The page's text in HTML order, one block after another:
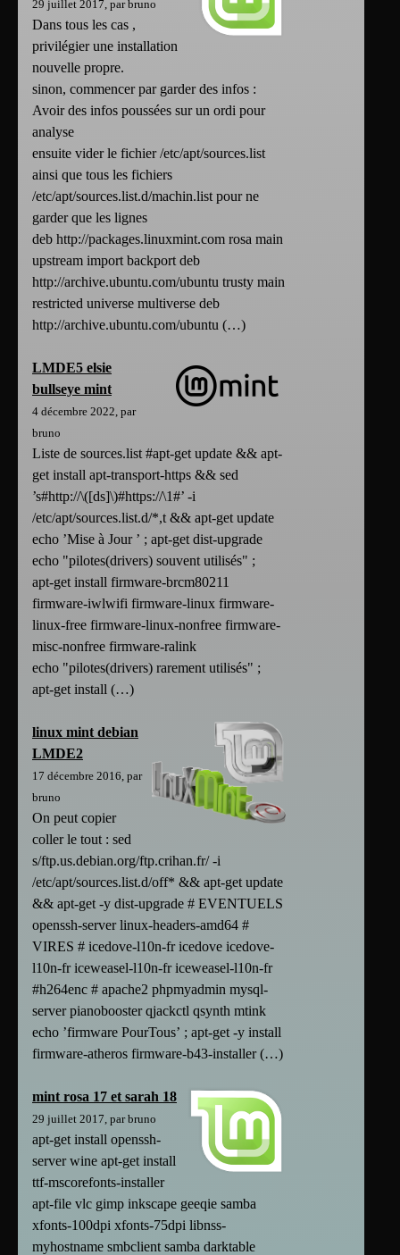
29 juillet 2017, par bruno
Dans tous les cas ,
privilégier une installation
nouvelle propre.
sinon, commencer par garder des infos :
Avoir des infos poussées sur un ordi pour
analyse
ensuite vider le fichier /etc/apt/sources.list
ainsi que tous les fichiers
/etc/apt/sources.list.d/machin.list pour ne
garder que les lignes
deb http://packages.linuxmint.com rosa main
upstream import backport deb
http://archive.ubuntu.com/ubuntu trusty main
restricted universe multiverse deb
http://archive.ubuntu.com/ubuntu (…)
LMDE5 elsie
bullseye mint
4 décembre 2022, par
bruno
Liste de sources.list #apt-get update && apt-
get install apt-transport-https && sed
’s#http://\([ds]\)#https://\1#’ -i
/etc/apt/sources.list.d/*,t && apt-get update
echo ’Mise à Jour ’ ; apt-get dist-upgrade
echo "pilotes(drivers) souvent utilisés" ;
apt-get install firmware-brcm80211
firmware-iwlwifi firmware-linux firmware-
linux-free firmware-linux-nonfree firmware-
misc-nonfree firmware-ralink
echo "pilotes(drivers) rarement utilisés" ;
apt-get install (…)
linux mint debian
LMDE2
17 décembre 2016, par
bruno
On peut copier
coller le tout : sed
s/ftp.us.debian.org/ftp.crihan.fr/ -i
/etc/apt/sources.list.d/off* && apt-get update
&& apt-get -y dist-upgrade # EVENTUELS
openssh-server linux-headers-amd64 #
VIRES # icedove-l10n-fr icedove icedove-
l10n-fr iceweasel-l10n-fr iceweasel-l10n-fr
#h264enc # apache2 phpmyadmin mysql-
server pianobooster qjackctl qsynth mtink
echo ’firmware PourTous’ ; apt-get -y install
firmware-atheros firmware-b43-installer (…)
mint rosa 17 et sarah 18
29 juillet 2017, par bruno
apt-get install openssh-
server wine apt-get install
ttf-mscorefonts-installer
apt-file vlc gimp inkscape geeqie samba
xfonts-100dpi xfonts-75dpi libnss-
myhostname smbclient samba darktable